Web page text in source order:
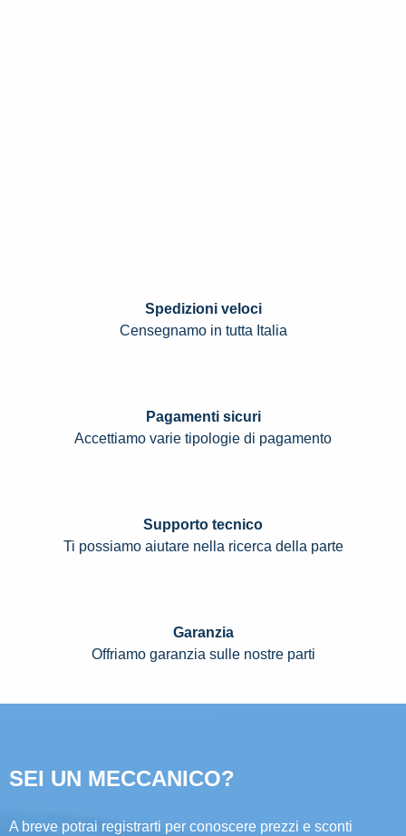
Spedizioni veloci
Censegnamo in tutta Italia
Pagamenti sicuri
Accettiamo varie tipologie di pagamento
Supporto tecnico
Ti possiamo aiutare nella ricerca della parte
Garanzia
Offriamo garanzia sulle nostre parti
SEI UN MECCANICO?
A breve potrai registrarti per conoscere prezzi e sconti